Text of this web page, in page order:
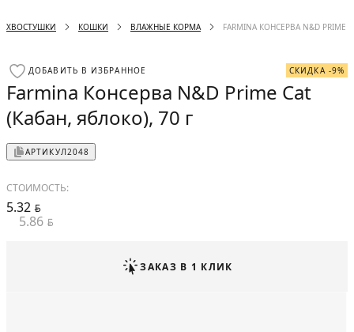
ХВОСТУШКИ КОШКИ ВЛАЖНЫЕ КОРМА FARMINA КОНСЕРВА N&D PRIME
ДОБАВИТЬ В ИЗБРАННОЕ СКИДКА -9%
Farmina Консерва N&D Prime Cat
(Кабан, яблоко), 70 г
АРТИКУЛ2048
СТОИМОСТЬ:
5.32 BYN
5.86 BYN
ЗАКАЗ В 1 КЛИК